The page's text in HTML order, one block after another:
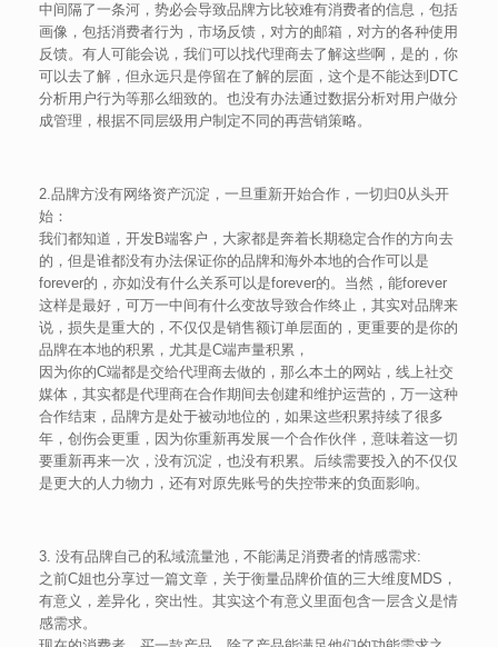
中间隔了一条河，势必会导致品牌方比较难有消费者的信息，包括
画像，包括消费者行为，市场反馈，对方的邮箱，对方的各种使用
反馈。有人可能会说，我们可以找代理商去了解这些啊，是的，你
可以去了解，但永远只是停留在了解的层面，这个是不能达到DTC
分析用户行为等那么细致的。也没有办法通过数据分析对用户做分
成管理，根据不同层级用户制定不同的再营销策略。
2.品牌方没有网络资产沉淀，一旦重新开始合作，一切归0从头开
始：
我们都知道，开发B端客户，大家都是奔着长期稳定合作的方向去
的，但是谁都没有办法保证你的品牌和海外本地的合作可以是
forever的，亦如没有什么关系可以是forever的。当然，能forever
这样是最好，可万一中间有什么变故导致合作终止，其实对品牌来
说，损失是重大的，不仅仅是销售额订单层面的，更重要的是你的
品牌在本地的积累，尤其是C端声量积累，
因为你的C端都是交给代理商去做的，那么本土的网站，线上社交
媒体，其实都是代理商在合作期间去创建和维护运营的，万一这种
合作结束，品牌方是处于被动地位的，如果这些积累持续了很多
年，创伤会更重，因为你重新再发展一个合作伙伴，意味着这一切
要重新再来一次，没有沉淀，也没有积累。后续需要投入的不仅仅
是更大的人力物力，还有对原先账号的失控带来的负面影响。
3. 没有品牌自己的私域流量池，不能满足消费者的情感需求:
之前C姐也分享过一篇文章，关于衡量品牌价值的三大维度MDS，
有意义，差异化，突出性。其实这个有意义里面包含一层含义是情
感需求。